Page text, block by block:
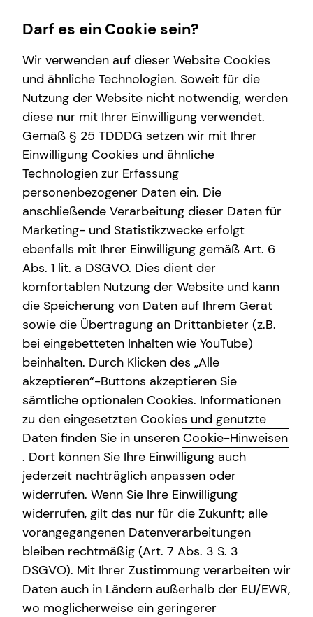
Wissenswertes
Über mich
Über tecis
Podcast
teamzukunft
Interview
Service
Kundenportal
Schadenabwicklung
Private Krankenversicherung
Überblick
Krankenzusatzversicherung
Private Pflegezusatzversicherung
Betriebliche Krankenversicherung
Finanzberatung
Videoberatung
Spezialisten-Netzwerk
Betriebliche Altersvorsorge
Investment
Kapitalanlage Immobilien
Altersvorsorge
Gewerbliche Versicherungen
Arbeitskraftabsicherung
Kindervorsorge
Sach- und Vermögenssicherung
Immobilienfinanzierung
Expat
Karriere-Infos
Karrierechancen
Initiativbewerbung
Kamera läuft. Beratung auch.
In der Videoberatung erhältst du von mir Antworten auf
deine persönlichen Finanzfragen im digitalen Gespräch.
Stelle jetzt gemeinsam mit mir deinen eigenen Finanzplan
auf oder lass deine Versicherungs- und Finanzverträge
checken, um monatlich zu sparen oder mehr Leistung zu
bekommen! Ich berate dich persönlich, direkt und
unkompliziert – ganz bequem per Video.
Die Vorteile meiner Videoberatung
Darf es ein Cookie sein?
Wir verwenden auf dieser Website Cookies
und ähnliche Technologien. Soweit für die
Nutzung der Website nicht notwendig, werden
diese nur mit Ihrer Einwilligung verwendet.
Gemäß § 25 TDDDG setzen wir mit Ihrer
Einwilligung Cookies und ähnliche
Technologien zur Erfassung
personenbezogener Daten ein. Die
anschließende Verarbeitung dieser Daten für
Marketing- und Statistikzwecke erfolgt
ebenfalls mit Ihrer Einwilligung gemäß Art. 6
Abs. 1 lit. a DSGVO. Dies dient der
komfortablen Nutzung der Website und kann
die Speicherung von Daten auf Ihrem Gerät
sowie die Übertragung an Drittanbieter (z.B.
bei eingebetteten Inhalten wie YouTube)
beinhalten. Durch Klicken des „Alle
akzeptieren“-Buttons akzeptieren Sie
sämtliche optionalen Cookies. Informationen
zu den eingesetzten Cookies und genutzte
Daten finden Sie in unseren Cookie-Hinweisen
. Dort können Sie Ihre Einwilligung auch
jederzeit nachträglich anpassen oder
widerrufen. Wenn Sie Ihre Einwilligung
widerrufen, gilt das nur für die Zukunft; alle
vorangegangenen Datenverarbeitungen
bleiben rechtmäßig (Art. 7 Abs. 3 S. 3
DSGVO). Mit Ihrer Zustimmung verarbeiten wir
Daten auch in Ländern außerhalb der EU/EWR,
wo möglicherweise ein geringerer